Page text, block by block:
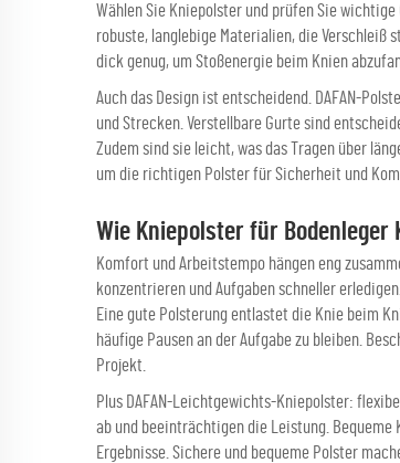
Wählen Sie Kniepolster und prüfen Sie
robuste, langlebige Materialien, die Verschleiß
dick genug, um Stoßenergie beim Knien
Auch das Design ist entscheidend. DAFAN-
und Strecken. Verstellbare Gurte sind
Zudem sind sie leicht, was das Tragen über
um die richtigen Polster für Sicherheit und
Wie Kniepolster für
Komfort und Arbeitstempo hängen eng
konzentrieren und Aufgaben schneller erledigen.
Eine gute Polsterung entlastet die Knie beim
häufige Pausen an der Aufgabe zu bleiben.
Projekt.
Plus DAFAN-Leichtgewichts-Kniepolster:
ab und beeinträchtigen die Leistung.
Ergebnisse. Sichere und bequeme Polster